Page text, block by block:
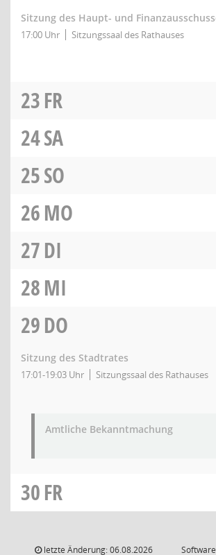
Sitzung des Haupt- und
17:00 Uhr Sitzungssaal des Rathauses
23FR
24SA
25SO
26MO
27DI
28MI
29DO
Sitzung des Stadtrates
17:01-19:03 Uhr Sitzungssaal des Rathauses
Amtliche Bekanntmachung
30FR
letzte Änderung: 06.08.2026